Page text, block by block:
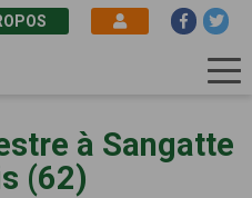
à Sangatte
(62)